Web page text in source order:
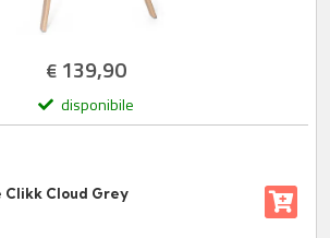
€ 139,90
disponibile
Cloud Grey